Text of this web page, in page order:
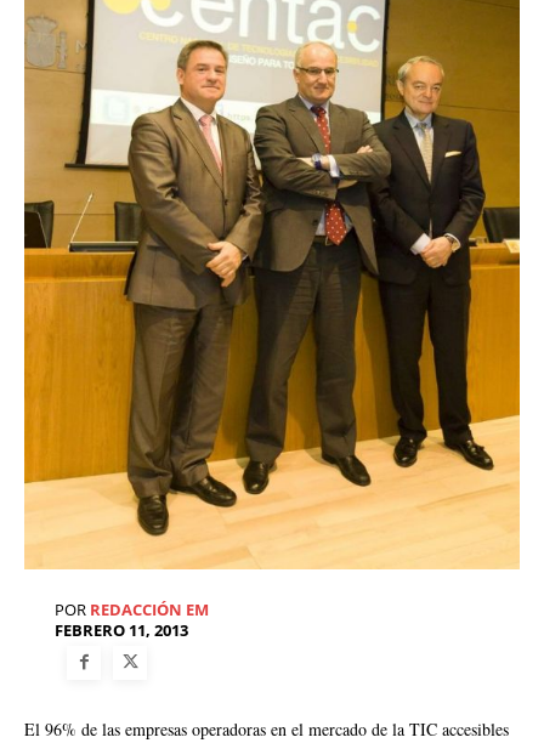
POR REDACCIÓN EM
FEBRERO 11, 2013
El 96% de las empresas operadoras en el mercado de la TIC accesibles